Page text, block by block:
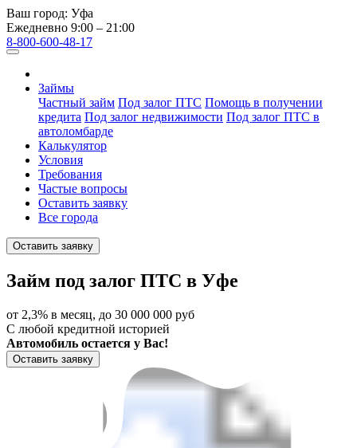
Ваш город: Уфа
Ежедневно 9:00 – 21:00
8-800-600-48-17
Займы
Частный займ Под залог ПТС Помощь в получении
кредита Под залог недвижимости Под залог ПТС в
автоломбарде
Калькулятор
Условия
Требования
Частые вопросы
Оставить заявку
Все города
Оставить заявку
Займ под залог ПТС в Уфе
от 2,3% в месяц, до 30 000 000 руб
С любой кредитной историей
Автомобиль остается у Вас!
Оставить заявку